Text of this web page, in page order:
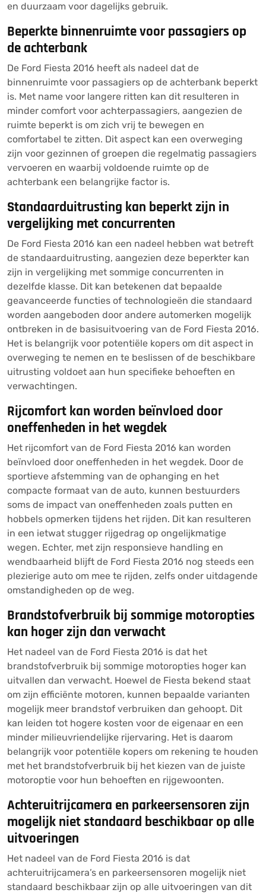
en duurzaam voor dagelijks gebruik.
Beperkte binnenruimte voor passagiers op
de achterbank
De Ford Fiesta 2016 heeft als nadeel dat de
binnenruimte voor passagiers op de achterbank beperkt
is. Met name voor langere ritten kan dit resulteren in
minder comfort voor achterpassagiers, aangezien de
ruimte beperkt is om zich vrij te bewegen en
comfortabel te zitten. Dit aspect kan een overweging
zijn voor gezinnen of groepen die regelmatig passagiers
vervoeren en waarbij voldoende ruimte op de
achterbank een belangrijke factor is.
Standaarduitrusting kan beperkt zijn in
vergelijking met concurrenten
De Ford Fiesta 2016 kan een nadeel hebben wat betreft
de standaarduitrusting, aangezien deze beperkter kan
zijn in vergelijking met sommige concurrenten in
dezelfde klasse. Dit kan betekenen dat bepaalde
geavanceerde functies of technologieën die standaard
worden aangeboden door andere automerken mogelijk
ontbreken in de basisuitvoering van de Ford Fiesta 2016.
Het is belangrijk voor potentiële kopers om dit aspect in
overweging te nemen en te beslissen of de beschikbare
uitrusting voldoet aan hun specifieke behoeften en
verwachtingen.
Rijcomfort kan worden beïnvloed door
oneffenheden in het wegdek
Het rijcomfort van de Ford Fiesta 2016 kan worden
beïnvloed door oneffenheden in het wegdek. Door de
sportieve afstemming van de ophanging en het
compacte formaat van de auto, kunnen bestuurders
soms de impact van oneffenheden zoals putten en
hobbels opmerken tijdens het rijden. Dit kan resulteren
in een ietwat stugger rijgedrag op ongelijkmatige
wegen. Echter, met zijn responsieve handling en
wendbaarheid blijft de Ford Fiesta 2016 nog steeds een
plezierige auto om mee te rijden, zelfs onder uitdagende
omstandigheden op de weg.
Brandstofverbruik bij sommige motoropties
kan hoger zijn dan verwacht
Het nadeel van de Ford Fiesta 2016 is dat het
brandstofverbruik bij sommige motoropties hoger kan
uitvallen dan verwacht. Hoewel de Fiesta bekend staat
om zijn efficiënte motoren, kunnen bepaalde varianten
mogelijk meer brandstof verbruiken dan gehoopt. Dit
kan leiden tot hogere kosten voor de eigenaar en een
minder milieuvriendelijke rijervaring. Het is daarom
belangrijk voor potentiële kopers om rekening te houden
met het brandstofverbruik bij het kiezen van de juiste
motoroptie voor hun behoeften en rijgewoonten.
Achteruitrijcamera en parkeersensoren zijn
mogelijk niet standaard beschikbaar op alle
uitvoeringen
Het nadeel van de Ford Fiesta 2016 is dat
achteruitrijcamera’s en parkeersensoren mogelijk niet
standaard beschikbaar zijn op alle uitvoeringen van dit